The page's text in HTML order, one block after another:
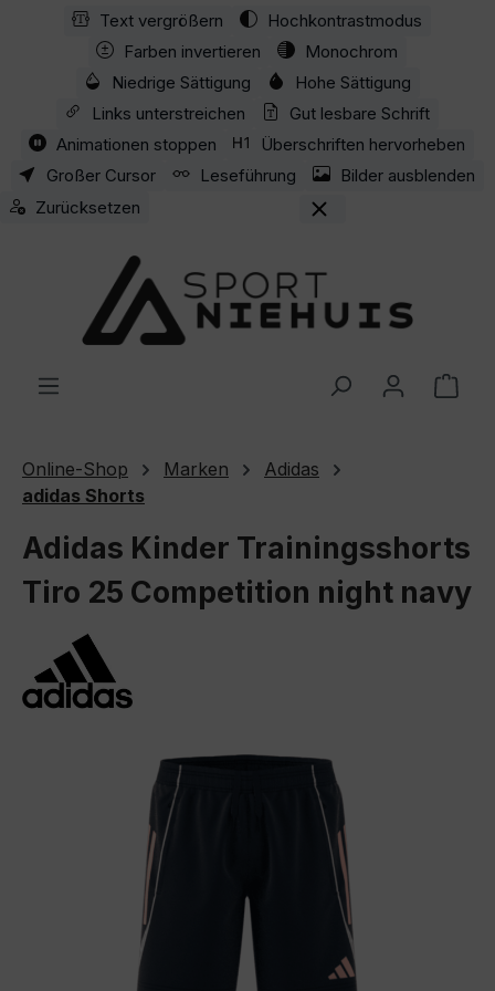
Zum Hauptinhalt springen
Text vergrößern
Hochkontrastmodus
Farben invertieren
Monochrom
Niedrige Sättigung
Hohe Sättigung
Links unterstreichen
Gut lesbare Schrift
Animationen stoppen
Überschriften hervorheben
Großer Cursor
Leseführung
Bilder ausblenden
Zurücksetzen
Online-Shop Marken
Adidas
adidas Shorts
Adidas Kinder Trainingsshorts
Tiro 25 Competition night navy
Bildergalerie überspringen